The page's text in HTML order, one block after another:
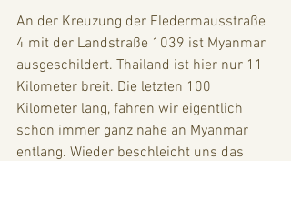
An der Kreuzung der Fledermausstraße
4 mit der Landstraße 1039 ist Myanmar
ausgeschildert. Thailand ist hier nur 11
Kilometer breit. Die letzten 100
Kilometer lang, fahren wir eigentlich
schon immer ganz nahe an Myanmar
entlang. Wieder beschleicht uns das